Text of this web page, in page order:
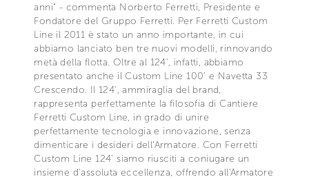
anni" - commenta Norberto Ferretti, Presidente e
Fondatore del Gruppo Ferretti. Per Ferretti Custom
Line il 2011 è stato un anno importante, in cui
abbiamo lanciato ben tre nuovi modelli, rinnovando
metà della flotta. Oltre al 124', infatti, abbiamo
presentato anche il Custom Line 100' e Navetta 33
Crescendo. Il 124', ammiraglia del brand,
rappresenta perfettamente la filosofia di Cantiere
Ferretti Custom Line, in grado di unire
perfettamente tecnologia e innovazione, senza
dimenticare i desideri dell'Armatore. Con Ferretti
Custom Line 124' siamo riusciti a coniugare un
insieme d'assoluta eccellenza, offrendo all'Armatore